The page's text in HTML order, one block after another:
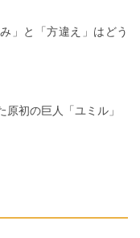
」と「方違え」はどう
初の巨人「ユミル」